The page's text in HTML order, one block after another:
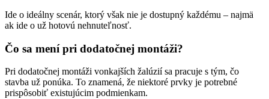
Ide o ideálny scenár, ktorý však nie je dostupný každému – najmä
ak ide o už hotovú nehnuteľnosť.
Čo sa mení pri dodatočnej montáži?
Pri dodatočnej montáži vonkajších žalúzií sa pracuje s tým, čo
stavba už ponúka. To znamená, že niektoré prvky je potrebné
prispôsobiť existujúcim podmienkam.